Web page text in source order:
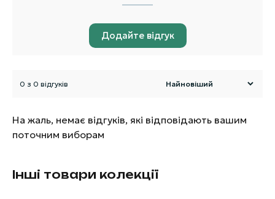
Додайте відгук
0 з 0 відгуків
На жаль, немає відгуків, які відповідають вашим
поточним виборам
Інші товари колекції